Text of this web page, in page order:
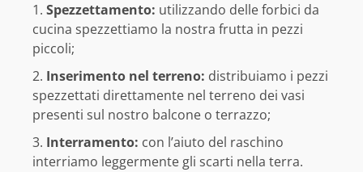
Spezzettamento: utilizzando delle forbici da
cucina spezzettiamo la nostra frutta in pezzi
piccoli;
Inserimento nel terreno: distribuiamo i pezzi
spezzettati direttamente nel terreno dei vasi
presenti sul nostro balcone o terrazzo;
Interramento: con l’aiuto del raschino
interriamo leggermente gli scarti nella terra.